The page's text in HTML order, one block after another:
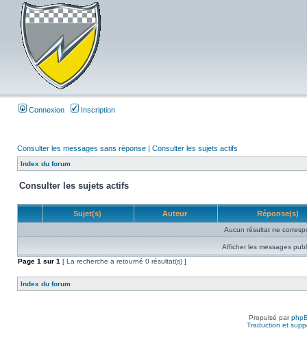
Connexion Inscription
Consulter les messages sans réponse | Consulter les sujets actifs
Index du forum
Consulter les sujets actifs
Sujet(s) Auteur Réponse(s)
Aucun résultat ne
Afficher les messages
Page 1 sur 1 [ La recherche a retourné 0 résultat(s) ]
Index du forum
Propulsé par
Traduction et